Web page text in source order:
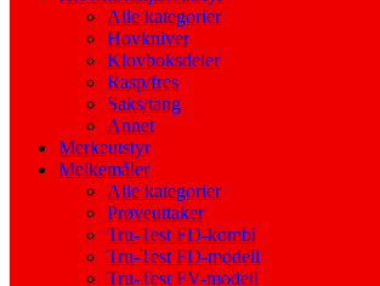
Alle kategorier
Hovkniver
Klovboksdeler
Rasp/fres
Saks/tang
Annet
Merkeutstyr
Melkemåler
Alle kategorier
Prøveuttaker
Tru-Test FD-kombi
Tru-Test FD-modell
Tru-Test FV-modell